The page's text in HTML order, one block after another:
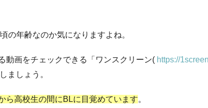
の年齢なのか気になりますよね。
動画をチェックできる「ワンスクリーン( https://
ましょう。
ら高校生の間にBLに目覚めています。